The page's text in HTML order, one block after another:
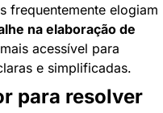
frequentemente elogiam
na elaboração de
acessível para
e simplificadas.
para resolver